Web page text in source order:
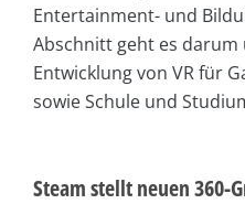
Entertainment- und
Abschnitt geht es darum
Entwicklung von VR für
sowie Schule und
Steam stellt neuen 360-